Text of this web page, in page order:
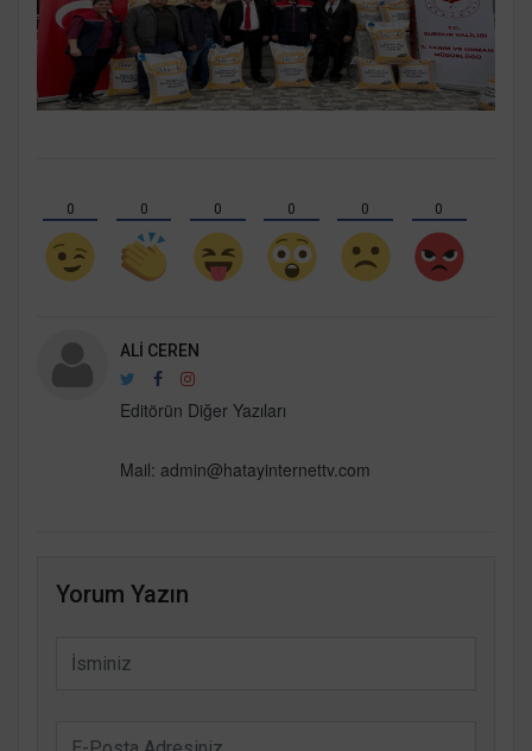
0 0 0 0 0 0
ALI CEREN
Editörün Diğer Yazıları
Mail: admin@hatayinternettv.com
Yorum Yazın